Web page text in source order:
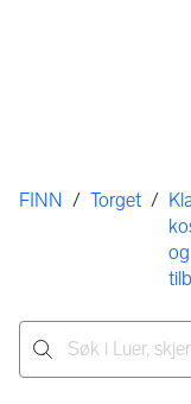
Her er du
FINN / Torget /
og